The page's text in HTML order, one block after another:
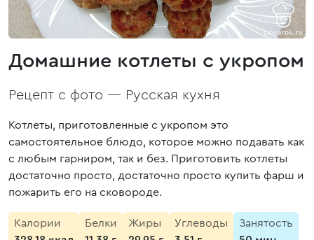
Домашние котлеты с укропом
Рецепт с фото — Русская кухня
Котлеты, приготовленные с укропом это
самостоятельное блюдо, которое можно подавать как
с любым гарниром, так и без. Приготовить котлеты
достаточно просто, достаточно просто купить фарш и
пожарить его на сковороде.
Калории
Белки
Жиры
Углеводы
Занятость